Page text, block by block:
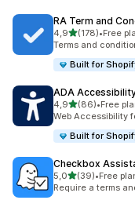
RA Term and
4,9de 5 estrelas
(178)
178 total de
•Free
Terms and
Built for
ADA
4,9de 5 estrelas
(86)
86 total de•Free
Web Accessibility
Built for
Checkbox
5,0de 5 estrelas
(39)
39 total de
•Free
Require a terms